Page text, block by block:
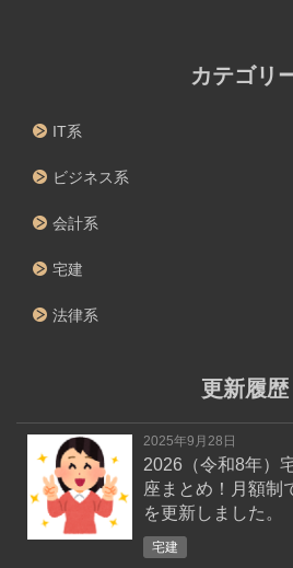
カテゴリ
IT系
ビジネス系
会計系
宅建
法律系
更新履歴
2025年9月28日
2026（令和8年）
座まとめ！月額制
を更新しました。
宅建